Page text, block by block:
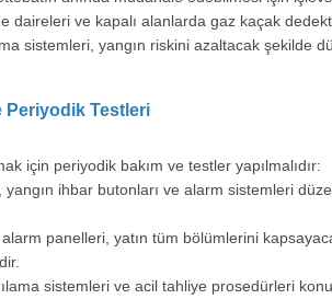
daireleri ve kapalı alanlarda gaz kaçak
sistemleri, yangın riskini azaltacak şekilde
Periyodik Testleri
için periyodik bakım ve testler yapılmalıdır:
ihbar butonları ve alarm sistemleri
alarm panelleri, yatın tüm bölümlerini
sistemleri ve acil tahliye prosedürleri